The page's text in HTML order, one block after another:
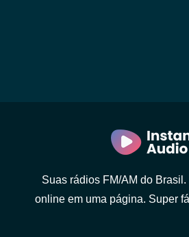
Suas rádios FM/AM do
online em uma página. Super